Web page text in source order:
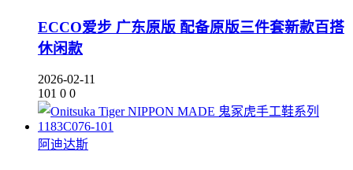
ECCO爱步 广东原版 配备原版三件套新款百搭
休闲款
2026-02-11
101 0 0
阿迪达斯